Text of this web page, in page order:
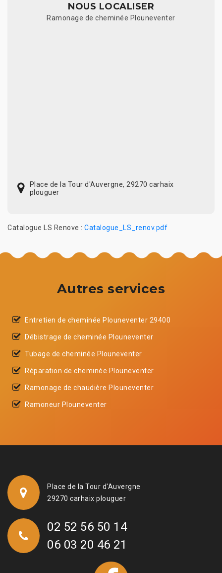
NOUS LOCALISER
Ramonage de cheminée Plouneventer
Place de la Tour d'Auvergne, 29270 carhaix
plouguer
Catalogue LS Renove : Catalogue_LS_renov.pdf
Autres services
Entretien de cheminée Plouneventer 29400
Débistrage de cheminée Plouneventer
Tubage de cheminée Plouneventer
Réparation de cheminée Plouneventer
Ramonage de chaudière Plouneventer
Ramoneur Plouneventer
Place de la Tour d'Auvergne
29270 carhaix plouguer
02 52 56 50 14
06 03 20 46 21